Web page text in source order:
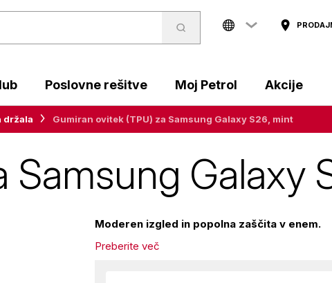
Poslovne rešitve Moj Petrol Akcije
držala Gumiran ovitek (TPU) za Samsung Galaxy S26, mint
Samsung Galaxy
Moderen izgled in popolna zaščita v enem.
Preberite več